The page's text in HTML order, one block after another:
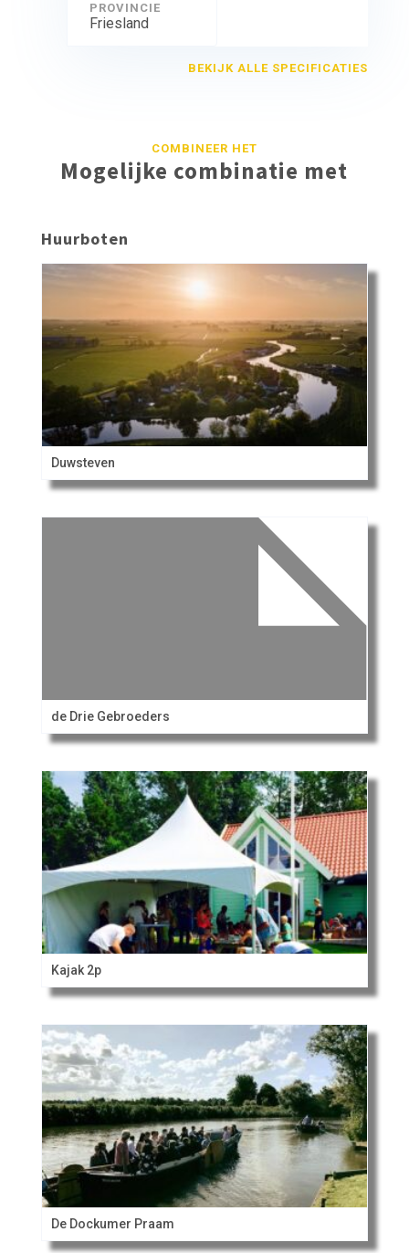
PROVINCIE
Friesland
BEKIJK ALLE SPECIFICATIES
COMBINEER HET
Mogelijke combinatie met
Huurboten
Duwsteven
de Drie Gebroeders
Kajak 2p
De Dockumer Praam